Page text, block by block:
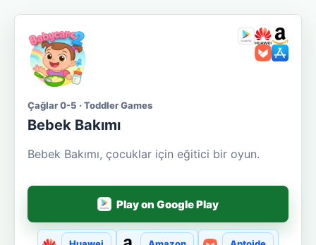
Çağlar 0-5 · Toddler Games
Bebek Bakımı
Bebek Bakımı, çocuklar için eğitici bir oyun.
Play on Google Play